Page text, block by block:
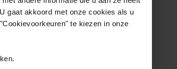
gaat akkoord met onze cookies als u
te kiezen in onze
2025)